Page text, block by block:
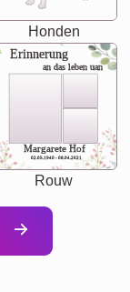
Honden
Erinnerung
an das leben uan
Margarete Hof
02.05.1940 - 08.04.2021
Rouw